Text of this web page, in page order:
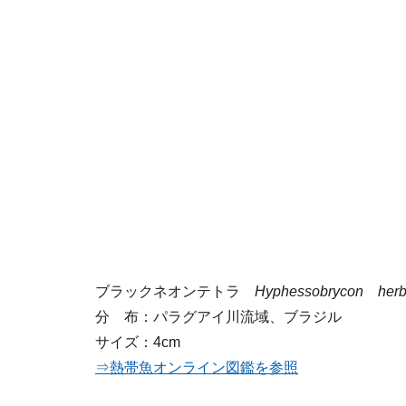
ブラックネオンテトラ Hyphessobrycon
分 布：パラグアイ川流域、ブラジル
サイズ：4cm
⇒熱帯魚オンライン図鑑を参照